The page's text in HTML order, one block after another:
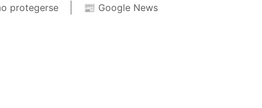
protegerse 📰 Google News